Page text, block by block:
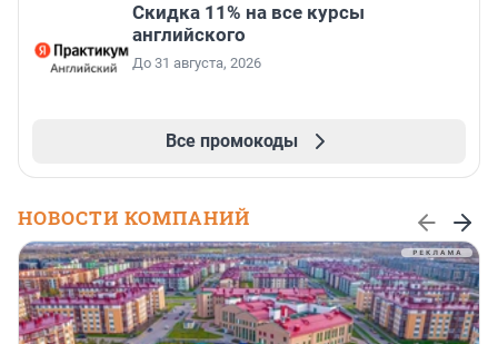
Скидка 11% на все курсы
английского
До 31 августа, 2026
Все промокоды
НОВОСТИ КОМПАНИЙ